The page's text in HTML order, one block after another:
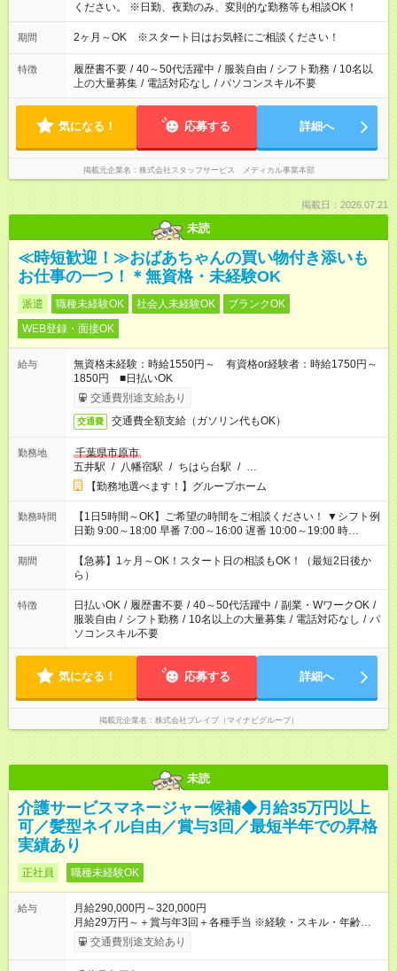
ください。 ※日勤、夜勤のみ、変則的な勤務等も相談OK！
期間 2ヶ月～OK ※スタート日はお気軽にご相談ください！
特徴 履歴書不要 / 40～50代活躍中 / 服装自由 / シフト勤務 / 10名以
上の大量募集 / 電話対応なし / パソコンスキル不要
気になる！ 応募する 詳細へ
掲載元企業名 株式会社スタッフサービス メディカル事業本部
掲載日：2026.07.21
未読
≪時短歓迎！≫おばあちゃんの買い物付き添いも
お仕事の一つ！＊無資格・未経験OK
派遣 職種未経験OK 社会人未経験OK
ブランクOK
WEB登録・面接OK
給与
無資格未経験：時給1550円～ 有資格or経験者：時給1750円～
1850円 ■日払いOK
交通費別途支給あり
交通費 交通費全額支給（ガソリン代もOK）
勤務地
千葉県市原市
五井駅 / 八幡宿駅 / ちはら台駅 / …
【勤務地選べます！】グループホーム
勤務時間
【1日5時間～OK】ご希望の時間をご相談ください！ ▼シフト例
日勤 9:00～18:00 早番 7:00～16:00 遅番 10:00～19:00 時
短 10:00～15:00 上記はあくまで一例です。 「夕方までには帰宅
しておきたい」 「朝はゆっくりのスタートがいい」 「お昼の時
間を有効に使いたい」 など、ご希望があれば教えてください
ね。
期間
【急募】1ヶ月～OK！スタート日の相談もOK！（最短2日後か
ら）
特徴 日払いOK / 履歴書不要 / 40～50代活躍中 / 副業・WワークOK /
服装自由 / シフト勤務 / 10名以上の大量募集 / 電話対応なし / パ
ソコンスキル不要
気になる！ 応募する 詳細へ
掲載元企業名 株式会社ブレイブ（マイナビグループ）
未読
介護サービスマネージャー候補◆月給35万円以上
可／髪型ネイル自由／賞与3回／最短半年での昇格
実績あり
正社員 職種未経験OK
給与
月給290,000円～320,000円
月給29万円～＋賞与年3回＋各種手当 ※経験・スキル・年齢を考
慮し加給優遇 ■日勤のみを希望する方 月給27万円～＋賞与年3回
＋各種手当 ■夜勤のみを希望する方 月給30万円～＋賞与年3回＋
交通費別途支給あり